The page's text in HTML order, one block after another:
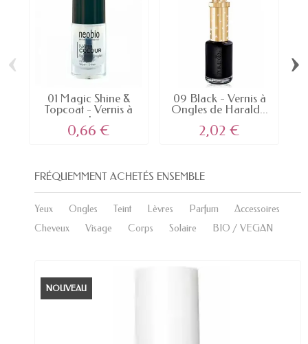
01 Magic Shine &
Topcoat - Vernis à
ongles...
0,66 €
09 Black - Vernis à
Ongles de Harald...
2,02 €
‹ ›
FRÉQUEMMENT ACHETÉS ENSEMBLE
Yeux Ongles Teint Lèvres Parfum
Accessoires
Cheveux
Visage Corps Solaire BIO / VEGAN
NOUVEAU